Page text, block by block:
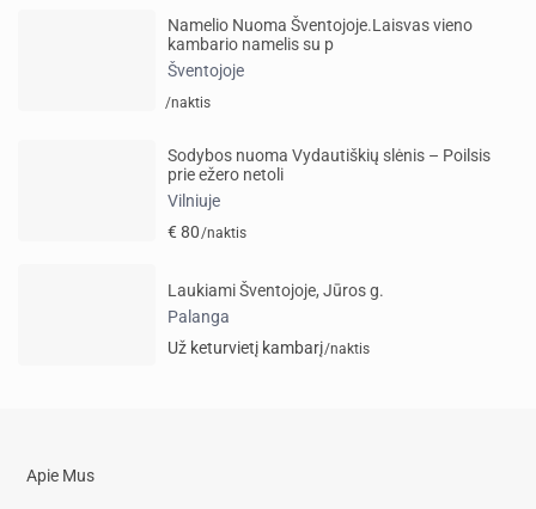
Namelio Nuoma Šventojoje.Laisvas vieno
kambario namelis su p
Šventojoje
/naktis
Sodybos nuoma Vydautiškių slėnis – Poilsis
prie ežero netoli
Vilniuje
€ 80/naktis
Laukiami Šventojoje, Jūros g.
Palanga
Už keturvietį kambarį/naktis
Apie Mus